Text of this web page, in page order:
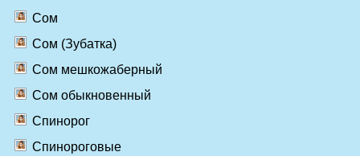
Сом
Сом (Зубатка)
Сом мешкожаберный
Сом обыкновенный
Спинорог
Спинороговые